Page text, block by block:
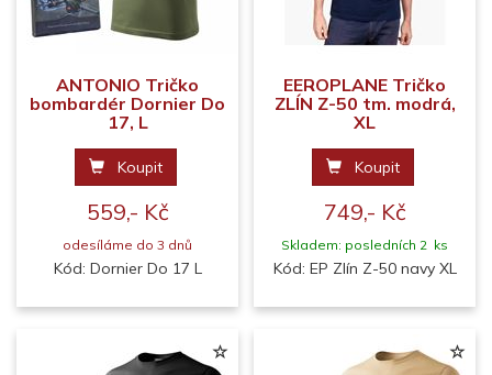
ANTONIO Tričko
bombardér Dornier Do
17, L
Koupit
559,- Kč
odesíláme do 3 dnů
Kód: Dornier Do 17 L
EEROPLANE Tričko
ZLÍN Z-50 tm. modrá,
XL
Koupit
749,- Kč
Skladem: posledních 2 ks
Kód: EP Zlín Z-50 navy XL